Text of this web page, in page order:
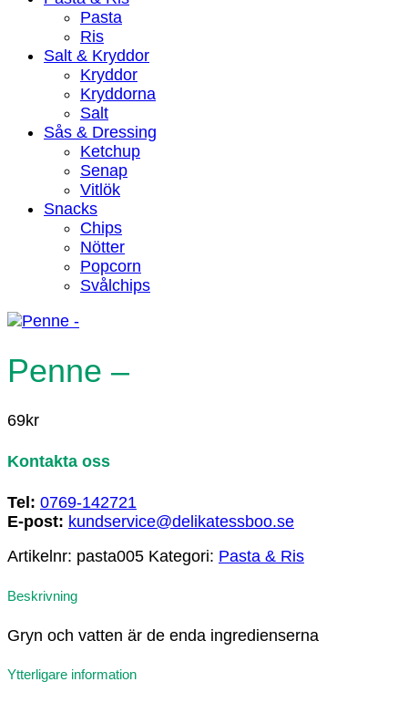
Pasta
Ris
Salt & Kryddor
Kryddor
Kryddorna
Salt
Sås & Dressing
Ketchup
Senap
Vitlök
Snacks
Chips
Nötter
Popcorn
Svålchips
Penne –
69kr
Kontakta oss
Tel: 0769-142721
E-post: kundservice@delikatessboo.se
Artikelnr: pasta005 Kategori: Pasta & Ris
Beskrivning
Gryn och vatten är de enda ingredienserna
Ytterligare information